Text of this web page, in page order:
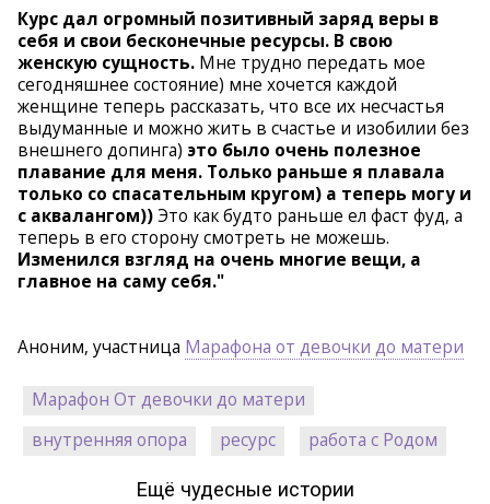
Курс дал огромный позитивный заряд веры в
себя и свои бесконечные ресурсы. В свою
женскую сущность. Мне трудно передать мое
сегодняшнее состояние) мне хочется каждой
женщине теперь рассказать, что все их несчастья
выдуманные и можно жить в счастье и изобилии без
внешнего допинга) это было очень полезное
плавание для меня. Только раньше я плавала
только со спасательным кругом) а теперь могу и
с аквалангом))Это как будто раньше ел фаст фуд, а
теперь в его сторону смотреть не можешь.
Изменился взгляд на очень многие вещи, а
главное на саму себя."
Аноним, участница Марафона от девочки до матери
Марафон От девочки до матери
внутренняя опора
ресурс работа с Родом
Ещё чудесные истории